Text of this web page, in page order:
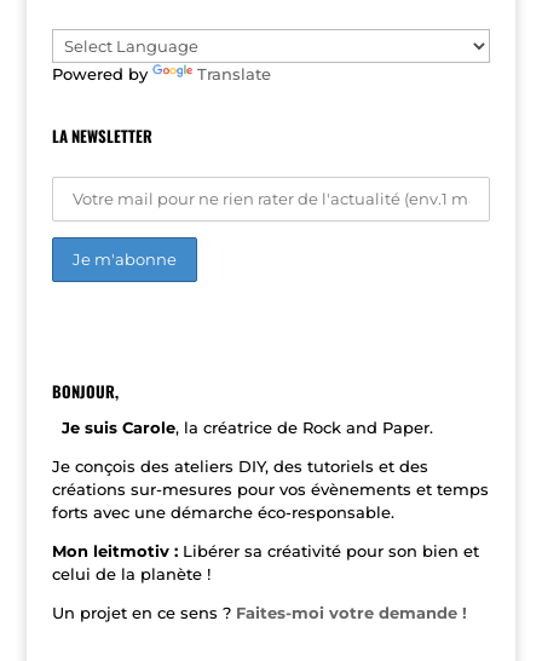
v
e
:Powered by Translate
LA NEWSLETTER
n
v
e
:
BONJOUR,
Je suis Carole, la créatrice de Rock and Paper.
Je conçois des ateliers DIY, des tutoriels et des
créations sur-mesures pour vos évènements et temps
forts avec une démarche éco-responsable.
Mon leitmotiv : Libérer sa créativité pour son bien et
celui de la planète !
Un projet en ce sens ? Faites-moi votre demande !